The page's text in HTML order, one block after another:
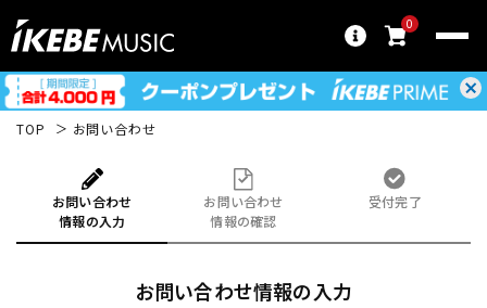
0
TOP お問い合わせ
お問い合わせ
情報の入力
お問い合わせ
情報の確認
受付完了
お問い合わせ情報の入力